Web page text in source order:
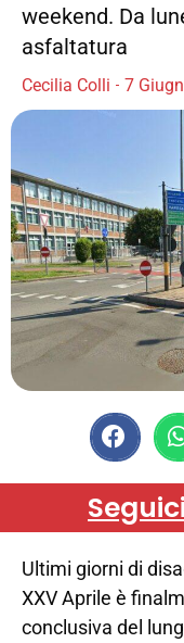
weekend. Da
asfaltatura
Cecilia Colli 7
Ultimi giorni di
XXV Aprile è
conclusiva del